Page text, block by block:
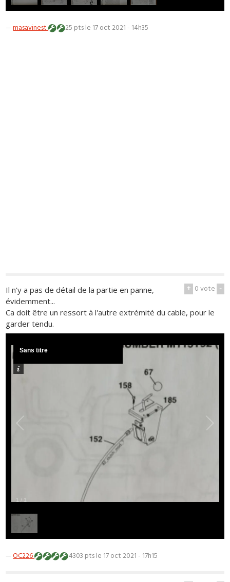
—masavinest 25 ptsle 17 oct 2021 - 14h35
+ 0vote -
Il n'y a pas de détail de la partie en panne,
évidemment...
Ca doit être un ressort à l'autre extrémité du cable, pour le
garder tendu.
1 / 1
Sans titre
—OC226 4303 ptsle 17 oct 2021 - 17h15